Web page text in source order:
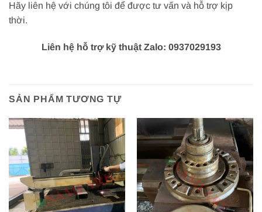
Hãy liên hệ với chúng tôi để được tư vấn và hỗ trợ kịp
thời.
Liên hệ hỗ trợ kỹ thuật Zalo: 0937029193
SẢN PHẨM TƯƠNG TỰ